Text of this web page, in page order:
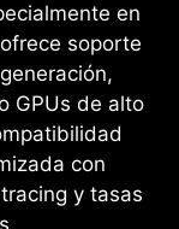
en
soporte
GPUs de alto
con
y tasas
entre un
Con el
un
Disfruta de